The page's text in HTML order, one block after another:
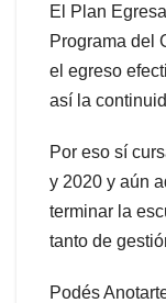
El Plan
Programa del
el egreso
así la
Por eso sí
y 2020 y aún
terminar la
tanto de
Podés